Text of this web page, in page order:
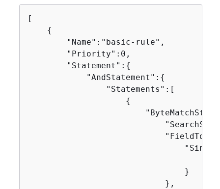
[
{
        "Name":"basic-rule",
        "Priority":0,
        "Statement":
{
            "AndStatement":
{
                "Statements":[
{
                                }
                            },